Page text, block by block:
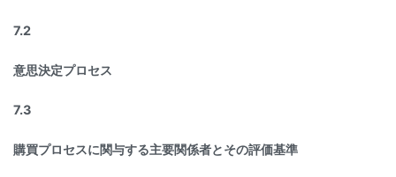
7.2
意思決定プロセス
7.3
購買プロセスに関与する主要関係者とその評価基準